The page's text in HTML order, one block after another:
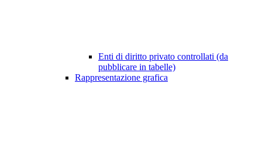
Enti di diritto privato controllati (da
pubblicare in tabelle)
Rappresentazione grafica